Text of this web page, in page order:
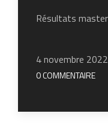
Résultats
4 novembre 2022
0 COMMENTAIRE